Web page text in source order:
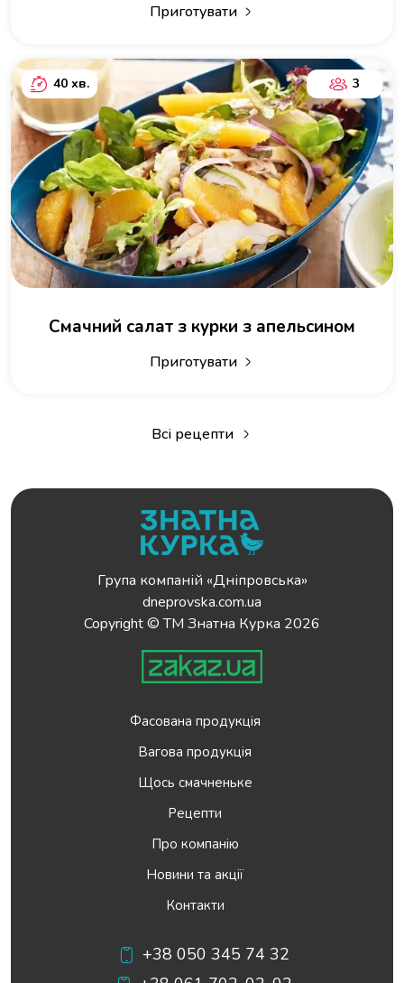
Приготувати
40 хв. 3
Смачний салат з курки з апельсином
Приготувати
Всі рецепти
Група компаній «Дніпровська»
dneprovska.com.ua
Copyright © ТМ Знатна Курка 2026
Фасована продукція
Вагова продукція
Щось смачненьке
Рецепти
Про компанію
Новини та акції
Контакти
+38 050 345 74 32